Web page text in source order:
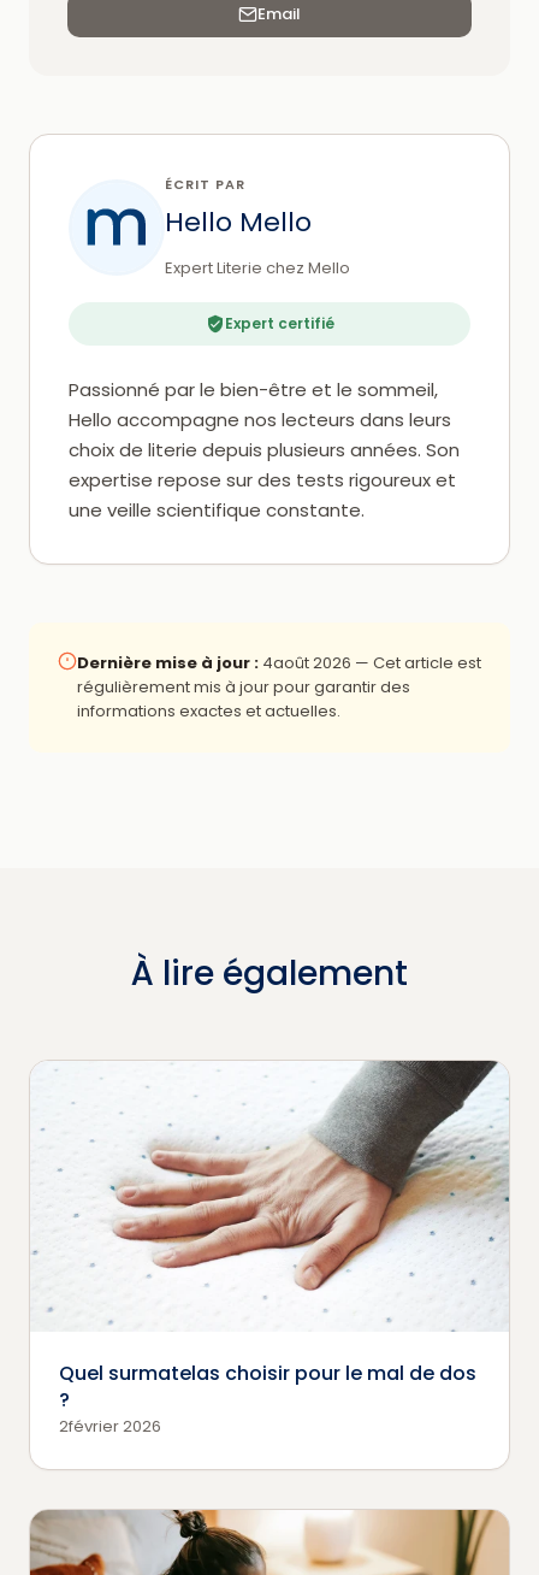
Email
ÉCRIT PAR
Hello Mello
Expert Literie chez Mello
Expert certifié
Passionné par le bien-être et le sommeil,
Hello accompagne nos lecteurs dans leurs
choix de literie depuis plusieurs années. Son
expertise repose sur des tests rigoureux et
une veille scientifique constante.
Dernière mise à jour : 4août 2026 — Cet article est
régulièrement mis à jour pour garantir des
informations exactes et actuelles.
À lire également
Quel surmatelas choisir pour le mal de dos
?
2février 2026